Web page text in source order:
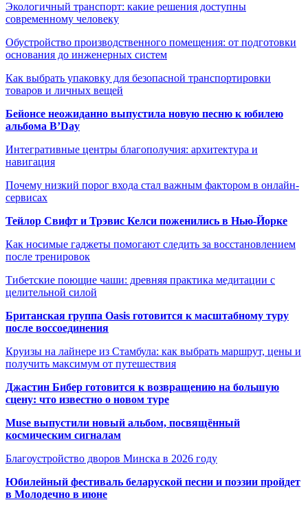
Экологичный транспорт: какие решения доступны
современному человеку
Обустройство производственного помещения: от подготовки
основания до инженерных систем
Как выбрать упаковку для безопасной транспортировки
товаров и личных вещей
Бейонсе неожиданно выпустила новую песню к юбилею
альбома B’Day
Интегративные центры благополучия: архитектура и
навигация
Почему низкий порог входа стал важным фактором в онлайн-
сервисах
Тейлор Свифт и Трэвис Келси поженились в Нью-Йорке
Как носимые гаджеты помогают следить за восстановлением
после тренировок
Тибетские поющие чаши: древняя практика медитации с
целительной силой
Британская группа Oasis готовится к масштабному туру
после воссоединения
Круизы на лайнере из Стамбула: как выбрать маршрут, цены и
получить максимум от путешествия
Джастин Бибер готовится к возвращению на большую
сцену: что известно о новом туре
Muse выпустили новый альбом, посвящённый
космическим сигналам
Благоустройство дворов Минска в 2026 году
Юбилейный фестиваль беларуской песни и поэзии пройдет
в Молодечно в июне